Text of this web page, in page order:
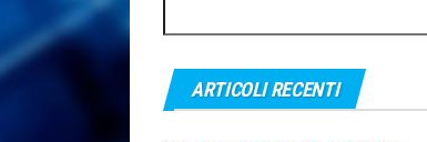
per:
ARTICOLI RECENTI